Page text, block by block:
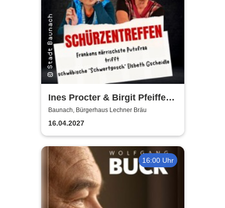
Ines Procter & Birgit Pfeiffer -
Schürzentreffen
Baunach, Bürgerhaus Lechner Bräu
16.04.2027
16:00 Uhr